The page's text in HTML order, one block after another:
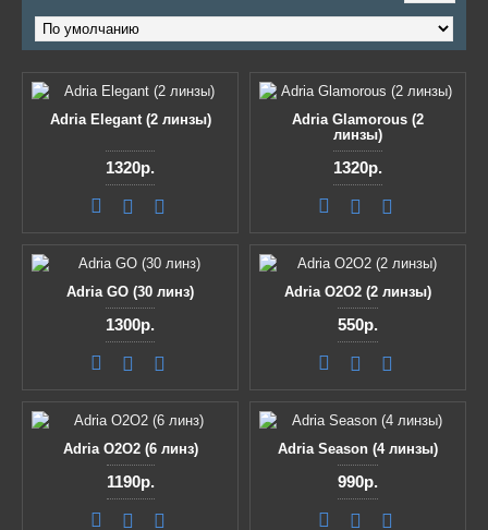
Adria Elegant (2 линзы)
1320р.
Adria Glamorous (2
линзы)
1320р.
Adria GO (30 линз)
1300р.
Adria O2O2 (2 линзы)
550р.
Adria O2O2 (6 линз)
1190р.
Adria Season (4 линзы)
990р.